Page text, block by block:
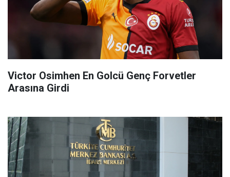
Victor Osimhen En Golcü Genç Forvetler
Arasına Girdi